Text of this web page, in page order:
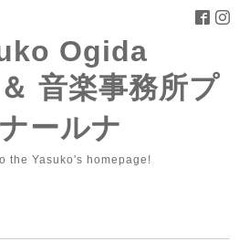
Ogida
音楽事務所プ
ールナ
the Yasuko's homepage!